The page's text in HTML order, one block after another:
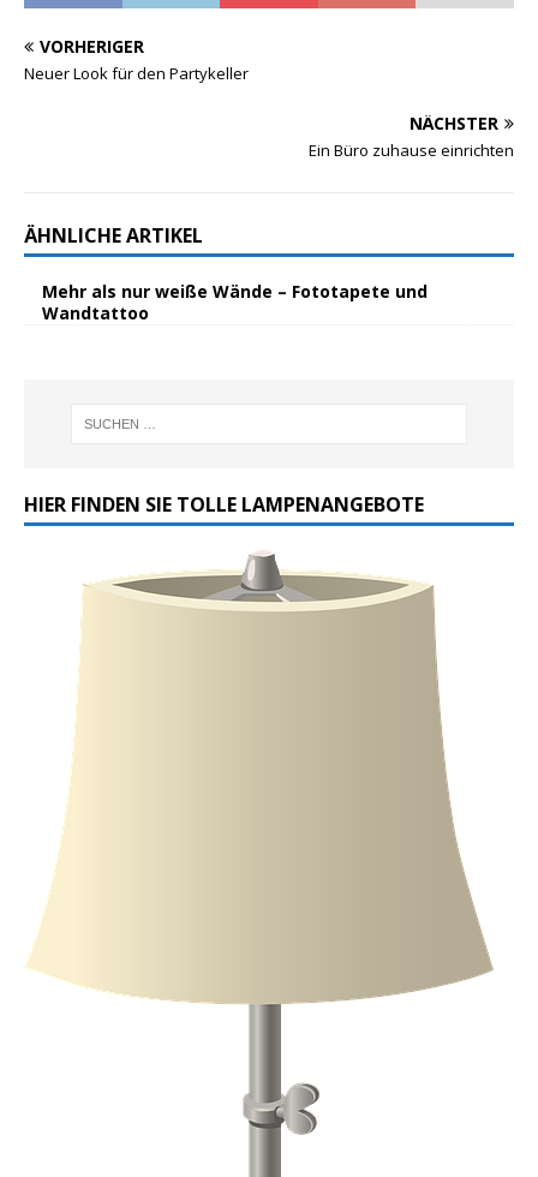
VORHERIGER
Neuer Look für den Partykeller
NÄCHSTER
Ein Büro zuhause einrichten
ÄHNLICHE ARTIKEL
Mehr als nur weiße Wände – Fototapete und
Wandtattoo
HIER FINDEN SIE TOLLE LAMPENANGEBOTE